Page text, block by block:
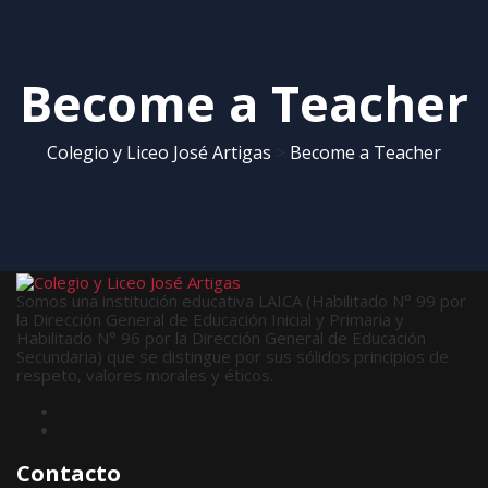
Become a Teacher
Colegio y Liceo José Artigas > Become a Teacher
Somos una institución educativa LAICA (Habilitado N° 99 por
la Dirección General de Educación Inicial y Primaria y
Habilitado N° 96 por la Dirección General de Educación
Secundaria) que se distingue por sus sólidos principios de
respeto, valores morales y éticos.
Contacto